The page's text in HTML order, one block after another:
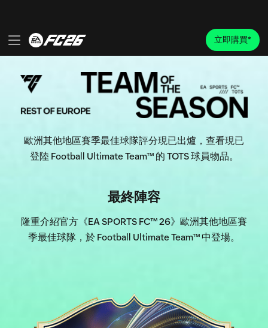
歐洲其他地區賽季最佳球隊評分現已出爐，查看現已
登陸 Football Ultimate Team™ 的 TOTS 球員物品。
最終陣容
隆重介紹官方《EA SPORTS FC™ 26》歐洲其他地區賽
季最佳球隊，於 Football Ultimate Team™ 中登場。